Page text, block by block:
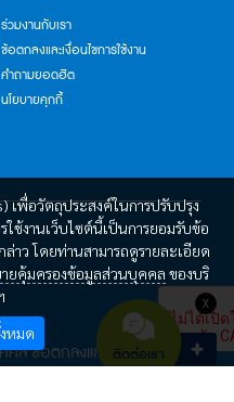
เพื่อวัตถุประสงค์ในการปรับปรุง
ช้งานเว็บไซต์นี้เป็นการยอมรับข้อ
ว โดยท่านสามารถดูรายละเอียด
ยคุ้มครองข้อมูลส่วนบุคคล ของบริ
หมด
ร่วมงานกับเรา
ข้อตกลงและเงื่อนไขการใช้งาน
คำถามยอดฮิต
นโยบายคุกกี้
คลข้อตกลงและเงื่อนไขการใช้
X
ติดต่อเรา